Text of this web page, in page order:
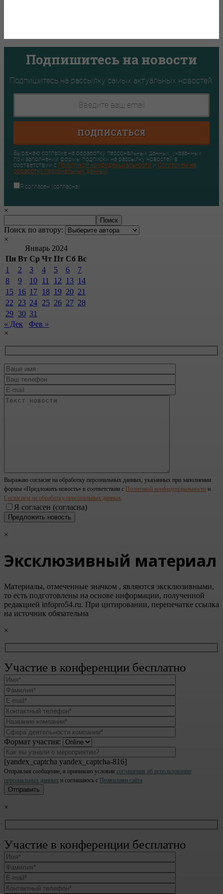
Подпишитесь на новости
Подпишитесь на рассылку самых актуальных новостей.
ПОДПИСАТЬСЯ
Выражаю согласие на обработку персональных данных, указанных
при заполнении формы подписки на рассылку новостей в
соответствии с Политикой конфиденциальности и Согласием на
обработку персональных данных.
Я согласен (согласна)
×
Поиск по автору:
×
Январь 2024
Пн Вт Ср Чт Пт Сб Вс
1
2 3 4 5 6
7
8
9 10 11 12 13 14
15
16 17 18 19 20 21
22
23 24 25 26 27 28
29 30 31
« Дек
Фев »
×
Выражаю согласие на обработку персональных данных, указанных при заполнении
формы «Предложить новость» в соответствии с Политикой конфиденциальности и
Согласием на обработку персональных данных.
Я согласен (согласна)
×
Эксклюзивный материал
Материалы, отмеченные значком , являются эксклюзивными,
то есть подготовлены на основе информации, полученной
редакцией infopro54.ru. При цитировании, перепечатке ссылка
на источник обязательна
×
Участие в конференции бесплатно
Формат участия:
[yandex_captcha yandex_captcha-816]
Отправляя сообщение, я принимаю условия соглашения об использовании
персональных данных и соглашаюсь с Правилами сайта
×
Участие в конференции бесплатно